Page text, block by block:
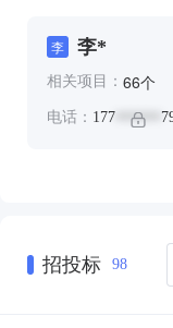
李 李*
相关项目： 66个
电话： 177 ******
招投标 98